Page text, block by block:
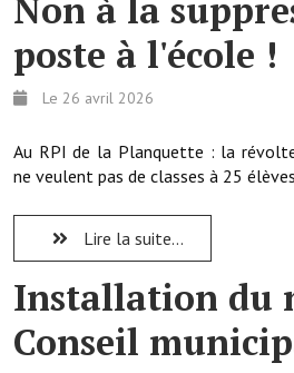
Autres groupements
Les réseaux partenaires
L'office de tourisme
Services publics intercommunaux
Affaires scolaires, CCAS
Non à la
poste à l'école !
Le 26 avril 2026
Au RPI de la Planquette : la
ne veulent pas de classes à 25
Lire la suite...
Installation du
Conseil